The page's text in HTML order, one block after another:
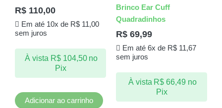
R$ 110,00
Em até 10x de R$11,00
sem juros
À vista R$104,50 no
Pix
Adicionar ao carrinho
Brinco Ear Cuff
Quadradinhos
R$ 69,99
Em até 6x de R$11,67
sem juros
À vista R$ 66,49 no
Pix